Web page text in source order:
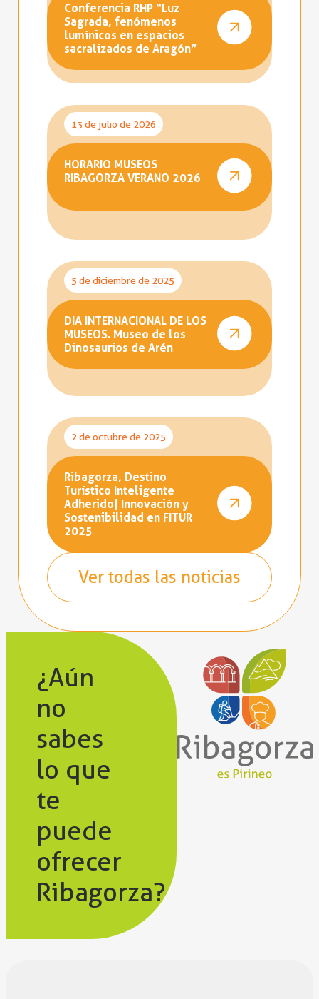
Conferencia RHP “Luz
Sagrada, fenómenos
lumínicos en espacios
sacralizados de Aragón”
13 de julio de 2026
HORARIO MUSEOS
RIBAGORZA VERANO 2026
5 de diciembre de 2025
DIA INTERNACIONAL DE LOS
MUSEOS. Museo de los
Dinosaurios de Arén
2 de octubre de 2025
Ribagorza, Destino
Turístico Inteligente
Adherido| Innovación y
Sostenibilidad en FITUR
2025
Ver todas las noticias
¿Aún
no
sabes
lo que
te
puede
ofrecer
Ribagorza?